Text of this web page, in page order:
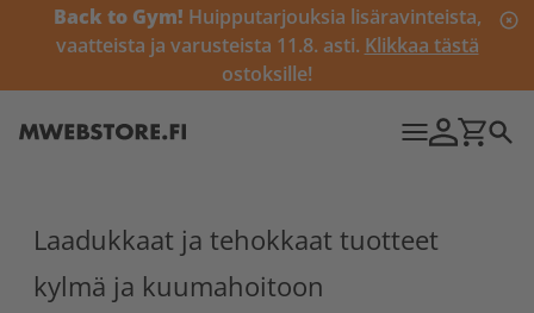
Back to Gym! Huipputarjouksia lisäravinteista,
vaatteista ja varusteista 11.8. asti. Klikkaa tästä
ostoksille!
Laadukkaat ja tehokkaat tuotteet
kylmä ja kuumahoitoon